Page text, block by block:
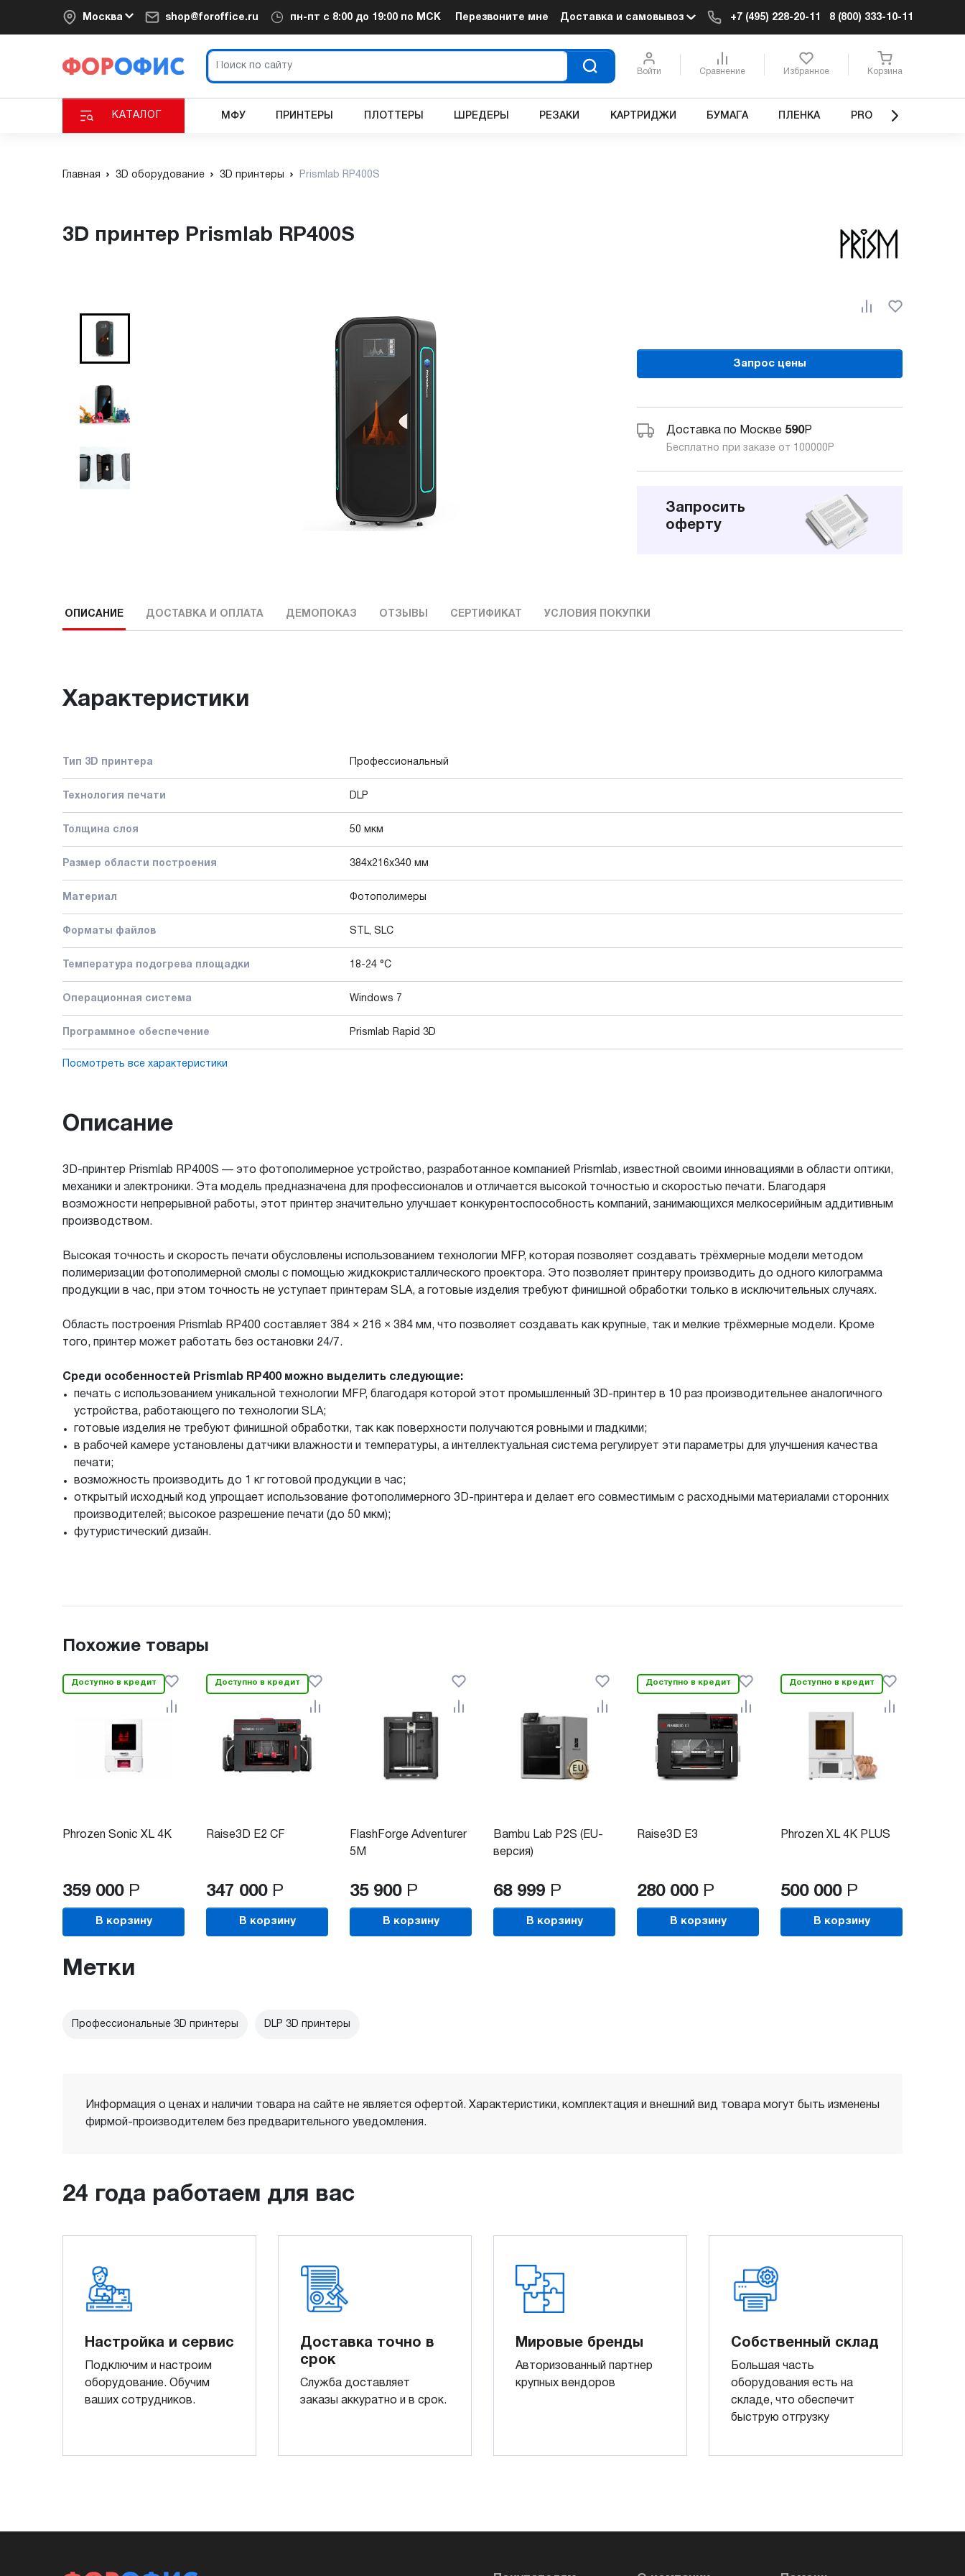
Москва shop@foroffice.ru пн-пт с 8:00 до 19:00 по МСК Перезвоните мне Доставка и самовывоз +7 (495) 228-20-11 8 (800) 333-10-11
Войти Сравнение Избранное Корзина
КАТАЛОГ МФУ ПРИНТЕРЫ ПЛОТТЕРЫ ШРЕДЕРЫ РЕЗАКИ КАРТРИДЖИ БУМАГА ПЛЕНКА PRO
Главная 3D оборудование 3D принтеры Prismlab RP400S
3D принтер Prismlab RP400S
Запрос цены
Доставка по Москве 590Р
Бесплатно при заказе от 100000 Р
Запросить
оферту
ОПИСАНИЕ ДОСТАВКА И ОПЛАТА ДЕМОПОКАЗ ОТЗЫВЫ СЕРТИФИКАТ УСЛОВИЯ ПОКУПКИ
Характеристики
Тип 3D принтера Профессиональный
Технология печати DLP
Толщина слоя 50 мкм
Размер области построения 384х216х340 мм
Материал Фотополимеры
Форматы файлов STL, SLC
Температура подогрева площадки 18-24 °C
Операционная система Windows 7
Программное обеспечение Prismlab Rapid 3D
Посмотреть все характеристики
Описание
3D-принтер Prismlab RP400S — это фотополимерное устройство, разработанное компанией Prismlab, известной своими инновациями в области оптики,
механики и электроники. Эта модель предназначена для профессионалов и отличается высокой точностью и скоростью печати. Благодаря
возможности непрерывной работы, этот принтер значительно улучшает конкурентоспособность компаний, занимающихся мелкосерийным аддитивным
производством.
Высокая точность и скорость печати обусловлены использованием технологии MFP, которая позволяет создавать трёхмерные модели методом
полимеризации фотополимерной смолы с помощью жидкокристаллического проектора. Это позволяет принтеру производить до одного килограмма
продукции в час, при этом точность не уступает принтерам SLA, а готовые изделия требуют финишной обработки только в исключительных случаях.
Область построения Prismlab RP400 составляет 384 × 216 × 384 мм, что позволяет создавать как крупные, так и мелкие трёхмерные модели. Кроме
того, принтер может работать без остановки 24/7.
Среди особенностей Prismlab RP400 можно выделить следующие:
печать с использованием уникальной технологии MFP, благодаря которой этот промышленный 3D-принтер в 10 раз производительнее аналогичного
устройства, работающего по технологии SLA;
готовые изделия не требуют финишной обработки, так как поверхности получаются ровными и гладкими;
в рабочей камере установлены датчики влажности и температуры, а интеллектуальная система регулирует эти параметры для улучшения качества
печати;
возможность производить до 1 кг готовой продукции в час;
открытый исходный код упрощает использование фотополимерного 3D-принтера и делает его совместимым с расходными материалами сторонних
производителей; высокое разрешение печати (до 50 мкм);
футуристический дизайн.
Похожие товары
Доступно в кредит
Phrozen Sonic XL 4K
359 000 Р
В корзину
Доступно в кредит
Raise3D E2 CF
347 000 Р
В корзину
FlashForge Adventurer
5М
35 900 Р
В корзину
Bambu Lab P2S (EU-
версия)
68 999 Р
В корзину
Доступно в кредит
Raise3D E3
280 000 Р
В корзину
Доступно в кредит
Phrozen XL 4K PLUS
500 000 Р
В корзину
Метки
Профессиональные 3D принтеры DLP 3D принтеры
Информация о ценах и наличии товара на сайте не является офертой. Характеристики, комплектация и внешний вид товара могут быть изменены
фирмой-производителем без предварительного уведомления.
24 года работаем для вас
Настройка и сервис
Подключим и настроим
оборудование. Обучим
ваших сотрудников.
Доставка точно в
срок
Служба доставляет
заказы аккуратно и в срок.
Мировые бренды
Авторизованный партнер
крупных вендоров
Собственный склад
Большая часть
оборудования есть на
складе, что обеспечит
быструю отгрузку